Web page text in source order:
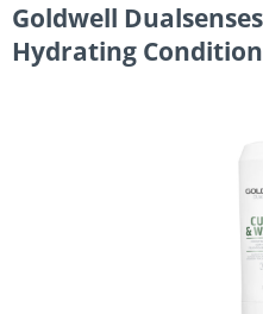
Goldwell
Hydrating